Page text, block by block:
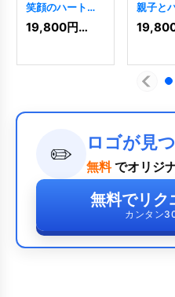
笑顔のハートロ
ゴ
4341]
19,800円(税込)
親子と
優しさ
ロゴ[
✏️ ロゴが見
無料 でオリジ
無料でリク
カンタン